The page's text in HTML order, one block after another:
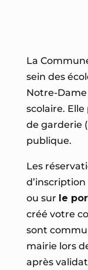
La
sein des
Notre-
scolaire.
de garderie
publique.
Les
ou sur le
créé votre
sont
mairie lors
après